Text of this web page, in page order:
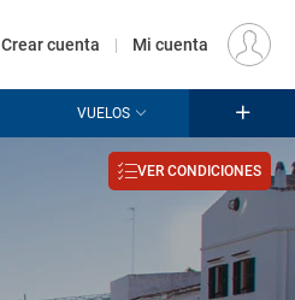
EUR
Crear cuenta | Mi cuenta
VUELOS
VER CONDICIONES